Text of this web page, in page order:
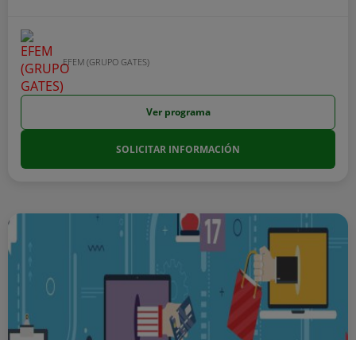
EFEM (GRUPO GATES)
Ver programa
SOLICITAR INFORMACIÓN